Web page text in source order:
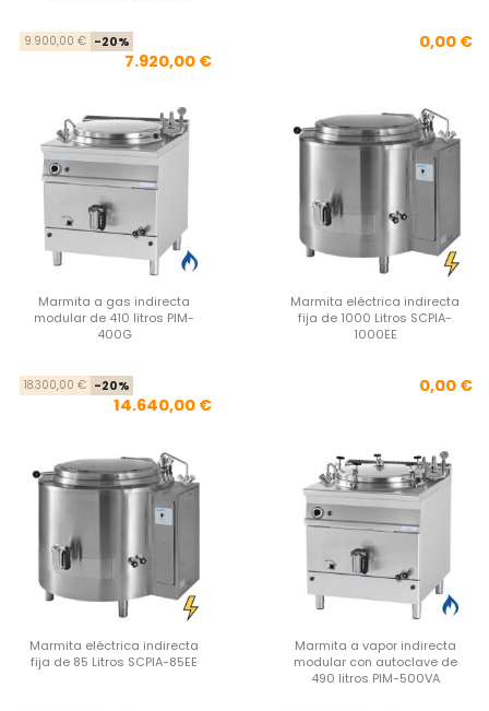
9.900,00 € -20%
7.920,00 €
0,00 €
Marmita a gas indirecta
modular de 410 litros PIM-
400G
18.300,00 € -20%
14.640,00 €
Marmita eléctrica indirecta
fija de 1000 Litros SCPIA-
1000EE
0,00 €
Marmita eléctrica indirecta
fija de 85 Litros SCPIA-85EE
Marmita a vapor indirecta
modular con autoclave de
490 litros PIM-500VA